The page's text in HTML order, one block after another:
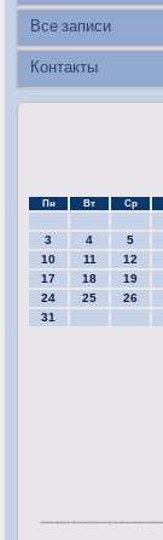
Все записи
Контакты
Пн Вт Ср
3
4 5
10
11 12
17
18 19
24
25 26
31